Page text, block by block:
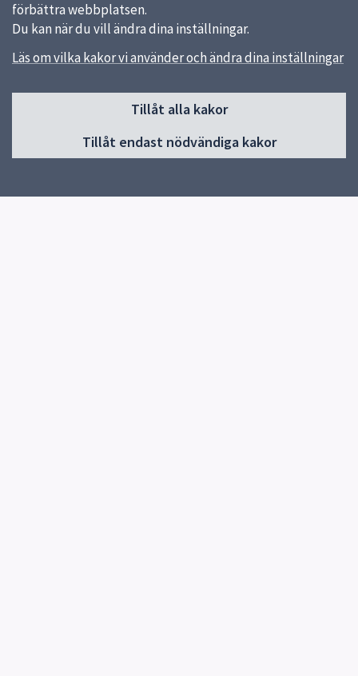
förbättra webbplatsen.
Du kan när du vill ändra dina inställningar.
Läs om vilka kakor vi använder och ändra dina inställningar
Tillåt alla kakor
Tillåt endast nödvändiga kakor